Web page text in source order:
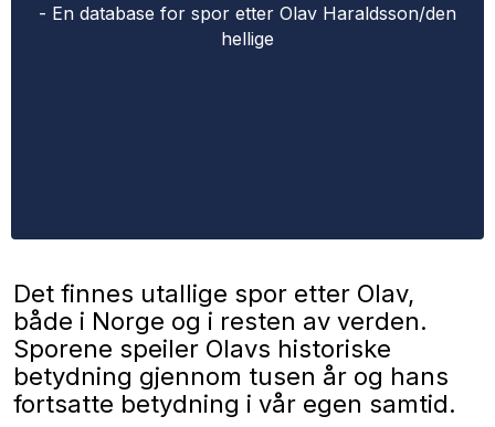
- En database for spor etter Olav Haraldsson/den
hellige
Det finnes utallige spor etter Olav,
både i Norge og i resten av verden.
Sporene speiler Olavs historiske
betydning gjennom tusen år og hans
fortsatte betydning i vår egen samtid.